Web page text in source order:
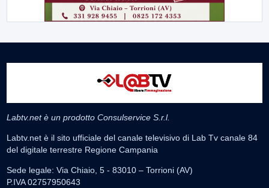
Labtv.net è un prodotto Consulservice S.r.l.
Labtv.net è il sito ufficiale del canale televisivo di Lab Tv canale 84
del digitale terrestre Regione Campania
Sede legale: Via Chiaio, 5 - 83010 – Torrioni (AV)
P.IVA 02757950643